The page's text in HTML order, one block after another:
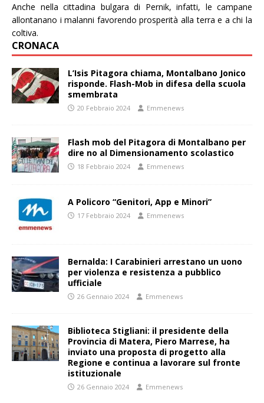
Anche nella cittadina bulgara di Pernik, infatti, le campane
allontanano i malanni favorendo prosperità alla terra e a chi la
coltiva.
CRONACA
L’Isis Pitagora chiama, Montalbano Jonico
risponde. Flash-Mob in difesa della scuola
smembrata
20 Febbraio 2024 Emmenews
Flash mob del Pitagora di Montalbano per
dire no al Dimensionamento scolastico
18 Febbraio 2024 Emmenews
A Policoro “Genitori, App e Minori”
17 Febbraio 2024 Emmenews
Bernalda: I Carabinieri arrestano un uono
per violenza e resistenza a pubblico
ufficiale
26 Gennaio 2024 Emmenews
Biblioteca Stigliani: il presidente della
Provincia di Matera, Piero Marrese, ha
inviato una proposta di progetto alla
Regione e continua a lavorare sul fronte
istituzionale
26 Gennaio 2024 Emmenews